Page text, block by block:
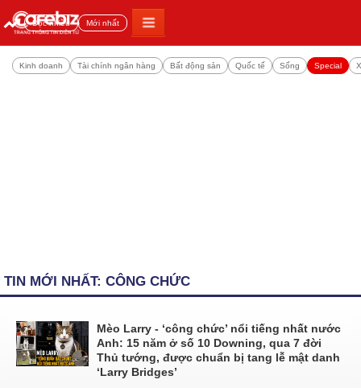
Đọc nhiều Mới nhất
Kinh doanh Tài chính ngân hàng Bất động sản Quốc tế Sống Special
TIN MỚI NHẤT: CÔNG CHỨC
Mèo Larry - ‘công chức’ nổi tiếng nhất nước
Anh: 15 năm ở số 10 Downing, qua 7 đời
Thủ tướng, được chuẩn bị tang lễ mật danh
‘Larry Bridges’